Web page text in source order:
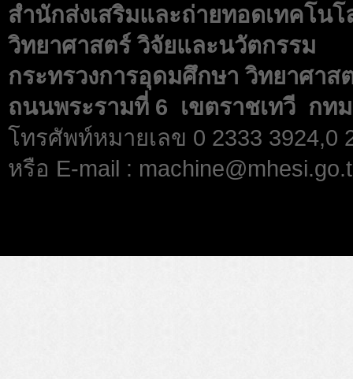
สำนักส่งเสริมและถ่ายทอดเทคโน
วิทยาศาสตร์ วิจัยและนวัตกรรม
กระทรวงการอุดมศึกษา วิทยาศาส
ถนนพระรามที่ 6 เขตราชเทวี กทม
โทรศัพท์หมายเลข 0 2333 3924,0
หรือ E-mail :